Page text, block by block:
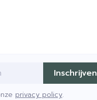
Inschrijven
privacy policy.